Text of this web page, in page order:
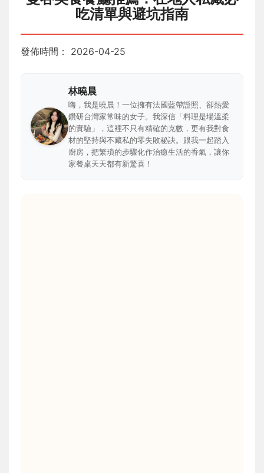
吃清單與避坑指南
發佈時間： 2026-04-25
林曉晨
嗨，我是曉晨！一位擁有法國藍帶證照、卻熱愛
鑽研台灣家常味的女子。我深信「料理是場溫柔
的實驗」，這裡不只有精確的克數，更有我對食
材的堅持與不藏私的零失敗秘訣。跟我一起踏入
廚房，把繁瑣的步驟化作治癒生活的香氣，讓你
家餐桌天天都有新驚喜！